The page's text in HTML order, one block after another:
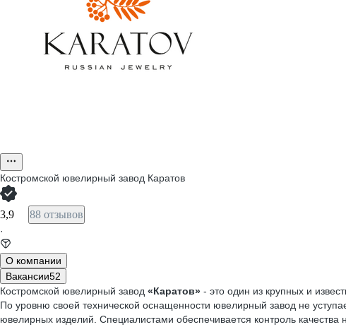
Костромской ювелирный завод Каратов
3,9 88 отзывов
·
О компании
Вакансии52
Костромской ювелирный завод «Каратов» - это один из крупных и
По уровню своей технической оснащенности ювелирный завод не
ювелирных изделий. Специалистами обеспечивается контроль качества